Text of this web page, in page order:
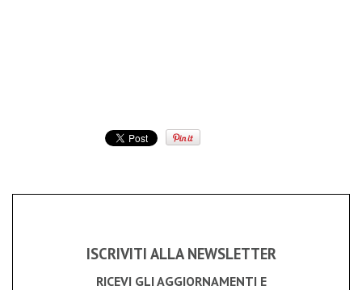
ISCRIVITI ALLA NEWSLETTER
RICEVI GLI AGGIORNAMENTI E